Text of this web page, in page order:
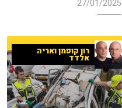
27/01/2025
רון קופמן ואריה
אלדד